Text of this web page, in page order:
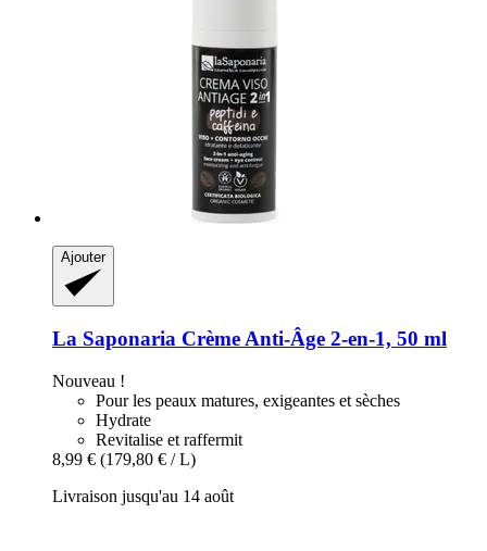
Ajouter
La Saponaria Crème Anti-​Âge 2-​en-​1, 50 ml
Nouveau !
Pour les peaux matures, exigeantes et sèches
Hydrate
Revitalise et raffermit
8,99 € (179,80 € / L)
Livraison jusqu'au 14 août